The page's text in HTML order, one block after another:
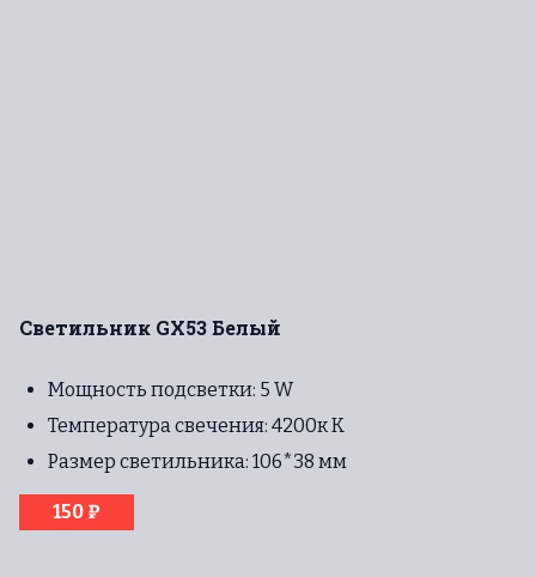
Светильник GX53 Белый
Мощность подсветки: 5 W
Температура свечения: 4200к К
Размер светильника: 106*38 мм
150 ₽